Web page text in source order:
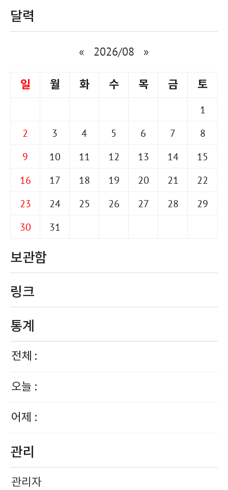
달력
« 2026/08 »
일 월 화 수 목 금 토
1
2
3 4 5 6 7
8
9
10 11 12 13 14
15
16
17 18 19 20 21
22
23
24 25 26 27 28
29
30
31
보관함
링크
통계
전체 :
오늘 :
어제 :
관리
관리자